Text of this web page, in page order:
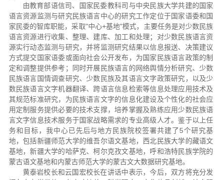
由教育部语信司、国家民委教科司与中央民族大学共建的国家
语言资源监测与研究民族语言中心的研究工作定位于国家语委和国
家民委的智库职能，采取"中心+基地"模式，主要任务是对少数民族
语言资源进行收集、整理、建库、加工和处理；对少数民族语言资
源实行动态监测与研究，并将监测研究结果以信息报送、决策建议
方式提交国家语委或面向社会公开发布，为国家民族语言政策的制
定和调整提供参考；同时开展民族语言的网络舆情分析研究、少数
民族语言国情调查研究、少数民族及其语言文字政策研究，以及少
数民族语言文字机器翻译、跨语言信息检索等信息处理应用技术及
其规范标准研究，为民族语言文字的信息化建设及个性化的社会应
用定制服务提供必要的技术支撑，培养掌握及熟练应用少数民族语
言文字信息技术服务于国家战略需求的专业高级人才。鉴于以上任
务和目标，我中心已先后与地方民族院校签署共建了5个研究基
地，包括新疆师范大学的维吾尔语文基地，西北民族大学的藏语文
基地，新疆大学的哈萨克、柯尔克孜文基地，呼和浩特民族学院的
蒙古语文基地和内蒙古师范大学的蒙古文大数据研究基地。
黄泰岩校长和云国宏校长在讲话中表示，今后，双方将充分发